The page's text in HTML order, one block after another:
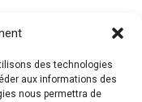
des technologies
aux informations des
nous permettra de